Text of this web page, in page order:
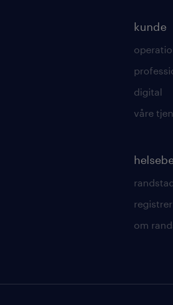
kunde
digital
våre
om